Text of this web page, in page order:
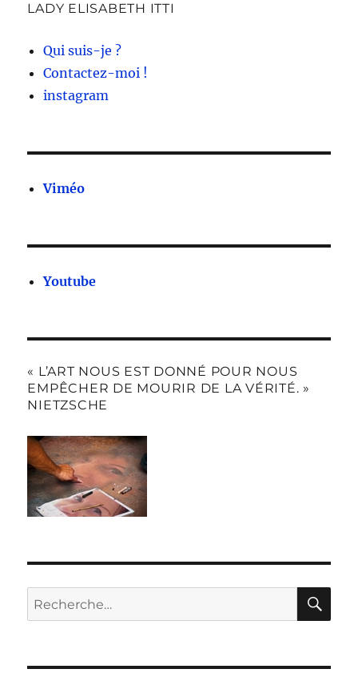
LADY ELISABETH ITTI
Qui suis-je ?
Contactez-moi !
instagram
Viméo
Youtube
« L’ART NOUS EST DONNÉ POUR NOUS
EMPÊCHER DE MOURIR DE LA VÉRITÉ. »
NIETZSCHE
Recherche
pour :